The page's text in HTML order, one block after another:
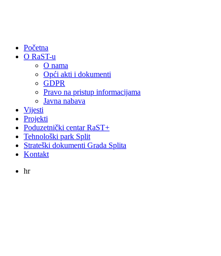
Početna
O RaST-u
O nama
Opći akti i dokumenti
GDPR
Pravo na pristup informacijama
Javna nabava
Vijesti
Projekti
Poduzetnički centar RaST+
Tehnološki park Split
Strateški dokumenti Grada Splita
Kontakt
hr